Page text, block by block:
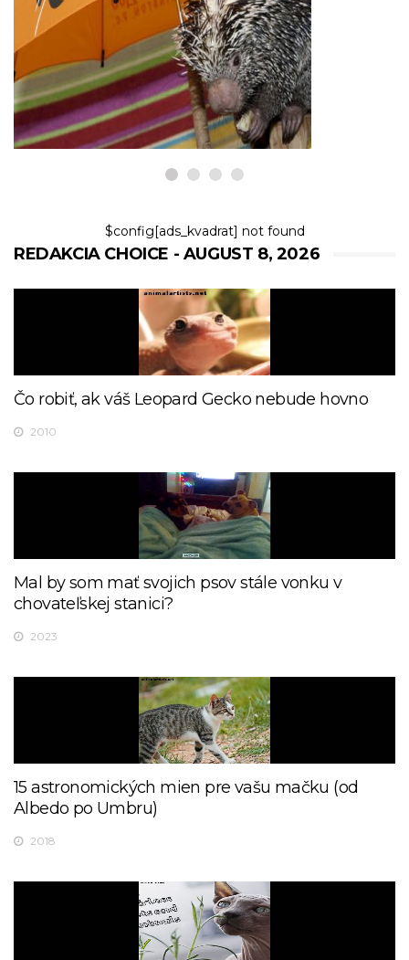
Zoznam 40 vzácnych a
jedinečných exotických
domácich miláčikov
8,2026
$config[ads_kvadrat] not found
REDAKCIA CHOICE - AUGUST 8, 2026
Čo robiť, ak váš Leopard Gecko nebude hovno
2010
Mal by som mať svojich psov stále vonku v
chovateľskej stanici?
2023
15 astronomických mien pre vašu mačku (od
Albedo po Umbru)
2018